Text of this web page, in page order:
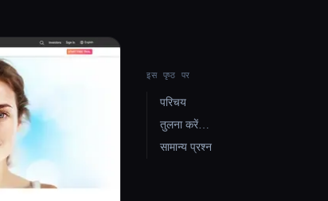
इस पृष्ठ पर
परिचय
तुलना करें…
सामान्य प्रश्न